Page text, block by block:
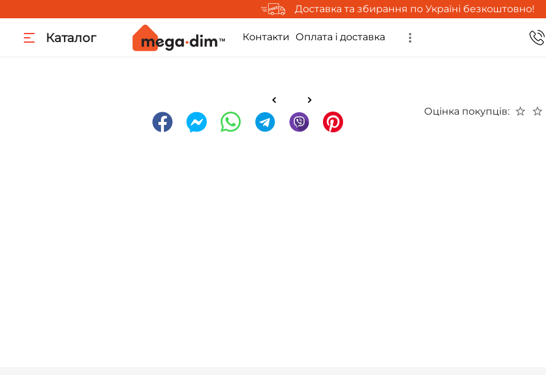
Доставка та збирання по Україні безкоштовно!
Каталог Контакти Оплата і доставка
Оцінка покупців: